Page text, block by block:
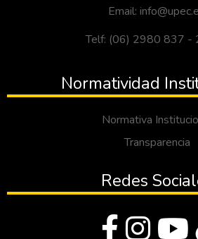
Email:
Telf: (06) 2980 837 -
Normatividad
Normativa
Transparencia
Redes